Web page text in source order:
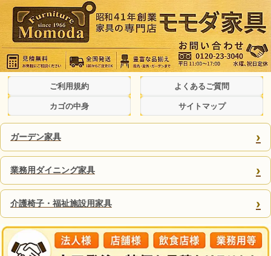
ご利用規約 よくあるご質問
カゴの中身 サイトマップ
ガーデン家具 ›
業務用ダイニング家具 ›
介護椅子・福祉施設用家具 ›